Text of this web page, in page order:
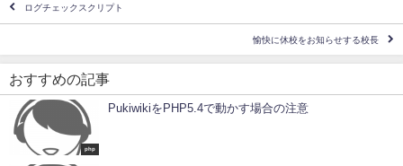
ログチェックスクリプト
愉快に休校をお知らせする校長
おすすめの記事
php
PukiwikiをPHP5.4で動かす場合の注意